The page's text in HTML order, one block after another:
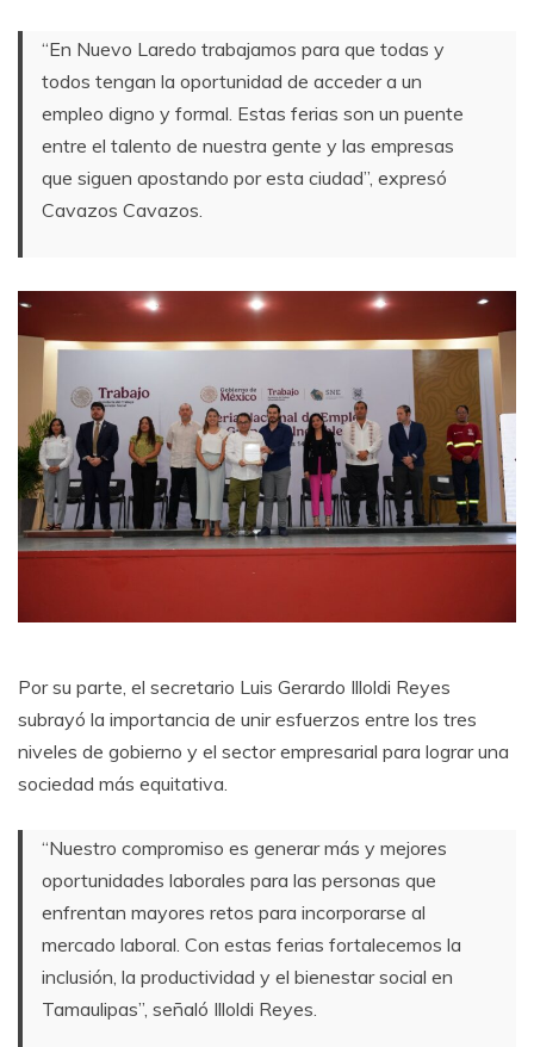
“En Nuevo Laredo trabajamos para que todas y
todos tengan la oportunidad de acceder a un
empleo digno y formal. Estas ferias son un puente
entre el talento de nuestra gente y las empresas
que siguen apostando por esta ciudad”, expresó
Cavazos Cavazos.
Por su parte, el secretario Luis Gerardo Illoldi Reyes
subrayó la importancia de unir esfuerzos entre los tres
niveles de gobierno y el sector empresarial para lograr una
sociedad más equitativa.
“Nuestro compromiso es generar más y mejores
oportunidades laborales para las personas que
enfrentan mayores retos para incorporarse al
mercado laboral. Con estas ferias fortalecemos la
inclusión, la productividad y el bienestar social en
Tamaulipas”, señaló Illoldi Reyes.